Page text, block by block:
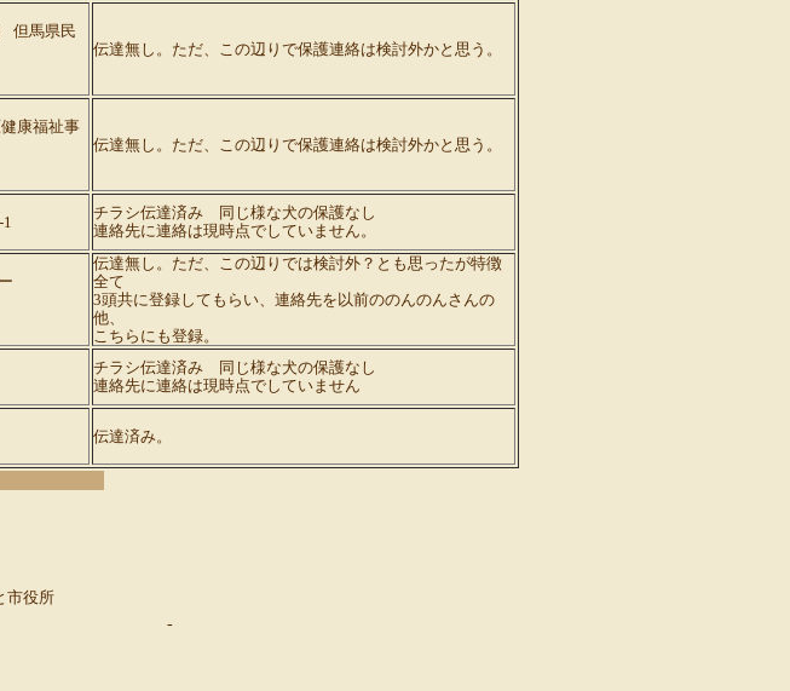
但馬県民
伝達無し。ただ、この辺りで保護連絡は検討外かと思う。
康福祉事
伝達無し。ただ、この辺りで保護連絡は検討外かと思う。
チラシ伝達済み 同じ様な犬の保護なし
連絡先に連絡は現時点でしていません。
伝達無し。ただ、この辺りでは検討外？とも思ったが特徴
全て
3頭共に登録してもらい、連絡先を以前ののんのんさんの
他、
こちらにも登録。
チラシ伝達済み 同じ様な犬の保護なし
連絡先に連絡は現時点でしていません
伝達済み。
市役所
-